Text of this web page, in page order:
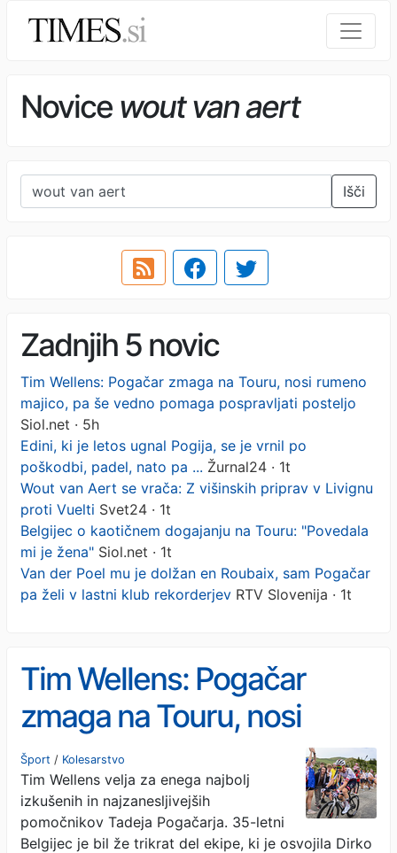
Novice wout van aert
Išči
Zadnjih 5 novic
Tim Wellens: Pogačar zmaga na Touru, nosi rumeno
majico, pa še vedno pomaga pospravljati posteljo
Siol.net · 5h
Edini, ki je letos ugnal Pogija, se je vrnil po
poškodbi, padel, nato pa ... Žurnal24 · 1t
Wout van Aert se vrača: Z višinskih priprav v Livignu
proti Vuelti Svet24 · 1t
Belgijec o kaotičnem dogajanju na Touru: "Povedala
mi je žena" Siol.net · 1t
Van der Poel mu je dolžan en Roubaix, sam Pogačar
pa želi v lastni klub rekorderjev RTV Slovenija · 1t
Tim Wellens: Pogačar
zmaga na Touru, nosi
rumeno majico, pa še
vedno pomaga
pospravljati posteljo
Šport / Kolesarstvo
Tim Wellens velja za enega najbolj
izkušenih in najzanesljivejših
pomočnikov Tadeja Pogačarja. 35-letni
Belgijec je bil že trikrat del ekipe, ki je osvojila Dirko